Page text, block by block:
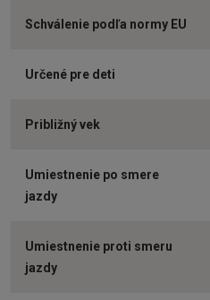
Schválenie podľa normy EU
Určené pre deti
Približný vek
Umiestnenie po smere
jazdy
Umiestnenie proti smeru
jazdy